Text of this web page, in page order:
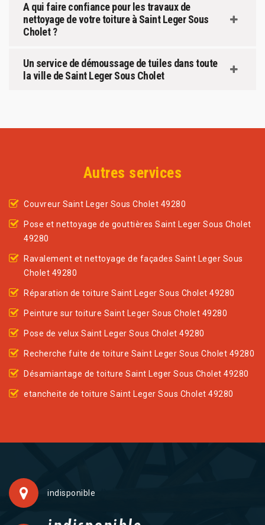
A qui faire confiance pour les travaux de
nettoyage de votre toiture à Saint Leger Sous
Cholet ?
Un service de démoussage de tuiles dans toute
la ville de Saint Leger Sous Cholet
Autres services
Couvreur Saint Leger Sous Cholet 49280
Pose et nettoyage de gouttières Saint Leger Sous Cholet
49280
Ravalement et nettoyage de façades Saint Leger Sous
Cholet 49280
Réparation de toiture Saint Leger Sous Cholet 49280
Peinture sur toiture Saint Leger Sous Cholet 49280
Pose de velux Saint Leger Sous Cholet 49280
Recherche fuite de toiture Saint Leger Sous Cholet 49280
Désamiantage de toiture Saint Leger Sous Cholet 49280
etancheite de toiture Saint Leger Sous Cholet 49280
indisponible